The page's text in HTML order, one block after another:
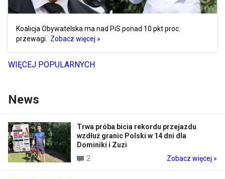
Koalicja Obywatelska ma nad PiS ponad 10 pkt proc.
przewagi. Zobacz więcej »
WIĘCEJ POPULARNYCH
News
Trwa próba bicia rekordu przejazdu
wzdłuż granic Polski w 14 dni dla
Dominiki i Zuzi
2
Zobacz więcej »